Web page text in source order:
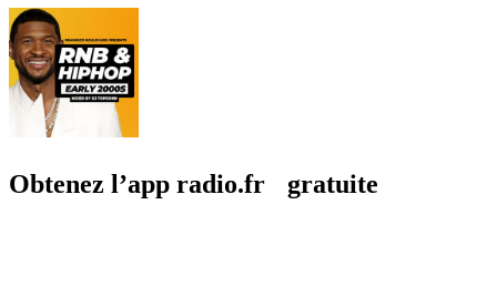
Obtenez l’app radio.fr gratuite